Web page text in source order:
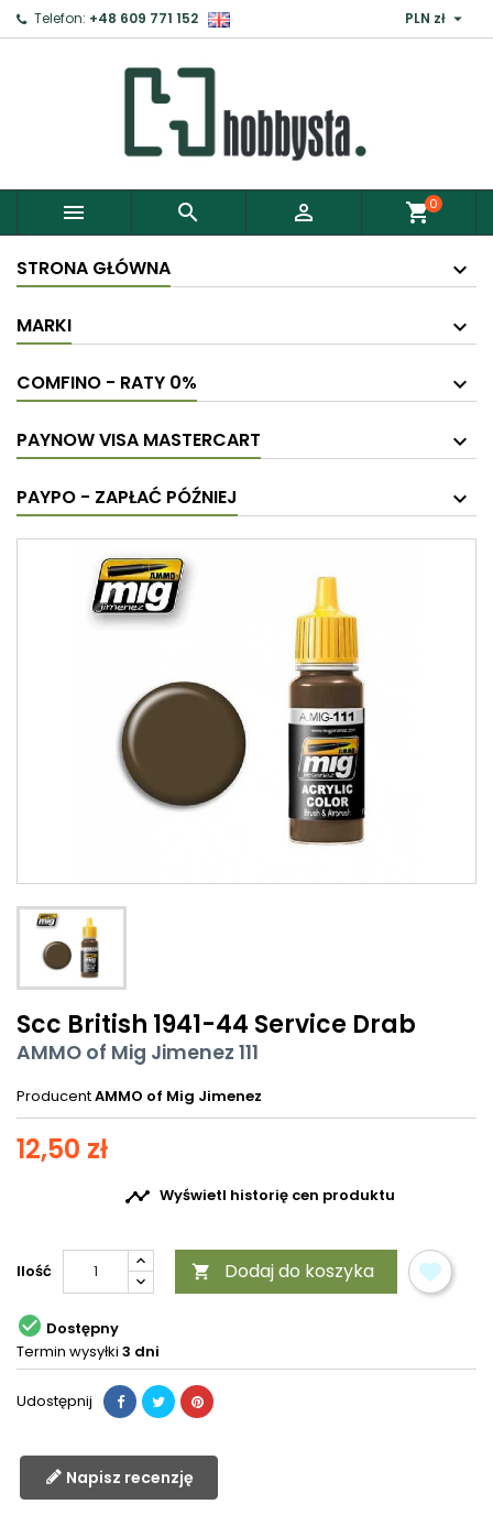
Telefon: +48 609 771 152 PLN zł 
   shopping_cart0
STRONA GŁÓWNA
MARKI
COMFINO - RATY 0%
PAYNOW VISA MASTERCART
PAYPO - ZAPŁAĆ PÓŹNIEJ
Scc British 1941-44 Service Drab
AMMO of Mig Jimenez 111
ProducentAMMO of Mig Jimenez
12,50 zł
 Wyświetl historię cen produktu
Ilość  Dodaj do koszyka
 Dostępny
Termin wysyłki 3 dni
Udostępnij
Napisz recenzję